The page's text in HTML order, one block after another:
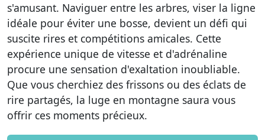
s'amusant. Naviguer entre les arbres, viser la ligne
idéale pour éviter une bosse, devient un défi qui
suscite rires et compétitions amicales. Cette
expérience unique de vitesse et d'adrénaline
procure une sensation d'exaltation inoubliable.
Que vous cherchiez des frissons ou des éclats de
rire partagés, la luge en montagne saura vous
offrir ces moments précieux.